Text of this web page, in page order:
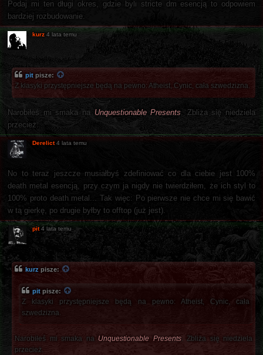
Podaj mi ten długi okres, gdzie byli stricte dm esencją to odpowiem
bardziej rozbudowanie.
kurz 4 lata temu
pit pisze:
Z klasyki przystępniejsze będą na pewno: Atheist, Cynic, cała szwedzizna.
Narobiłeś mi smaka na Unquestionable Presents. Zbliża się niedziela
przecież.
Derelict 4 lata temu
No to teraz jeszcze musiałbyś zdefiniować co dla ciebie jest 100%
death metal esencją, przy czym ja nigdy nie twierdziłem, że ich styl to
100% proto death metal... Tak więc: Po pierwsze nie chce mi się bawić
w tą gierkę, po drugie byłby to offtop (już jest).
pit 4 lata temu
kurz pisze:
pit pisze:
Z klasyki przystępniejsze będą na pewno: Atheist, Cynic, cała
szwedzizna.
Narobiłeś mi smaka na Unquestionable Presents. Zbliża się niedziela
przecież.